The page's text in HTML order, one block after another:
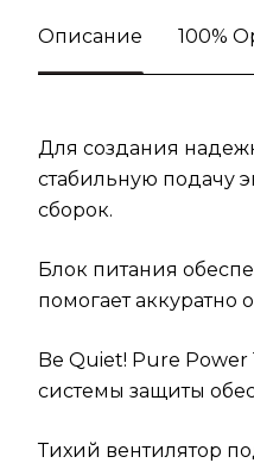
Описание 100%
Для создания
стабильную подачу
сборок.
Блок питания
помогает аккуратно
Be Quiet! Pure Power
системы защиты
Тихий вентилятор